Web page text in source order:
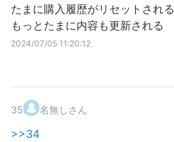
たまに購入履歴がリセットされる
もっとたまに内容も更新される
2024/07/05 11:20:12
35. 名無しさん
>>34